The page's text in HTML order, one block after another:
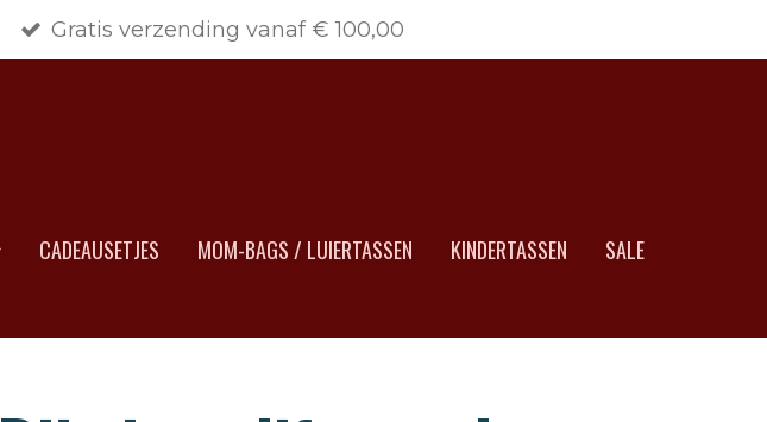
Gratis verzending vanaf € 100,00
CADEAUSETJES MOM-BAGS / LUIERTASSEN KINDERTASSEN
SALE